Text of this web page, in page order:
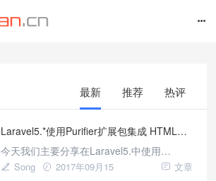
热评
推荐
最新
Laravel5.*使用Purifier扩展包集成 HTMLPurifier轻松防止XSS跨站攻击
今天我们主要分享在Laravel5.中使用
mews/purifier扩展包集成HTMLPurifier防止
Song 2017年09月15 文章